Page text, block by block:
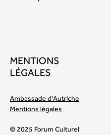
MENTIONS
LÉGALES
Ambassade d'Autriche
Mentions légales
© 2025 Forum Culturel